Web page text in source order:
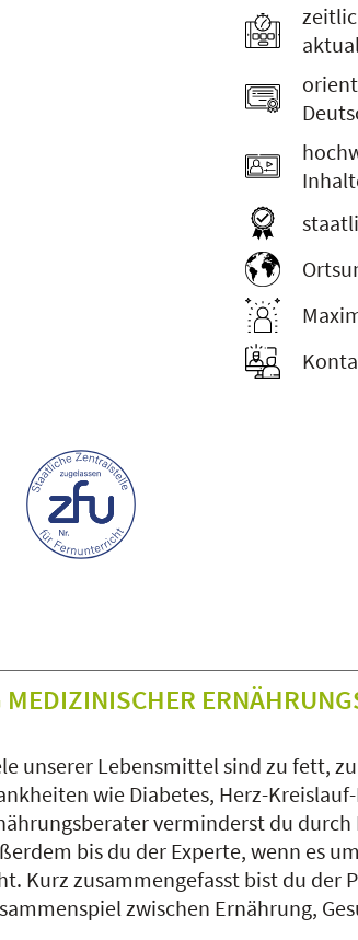
unserer Lebensmittel sind zu fett,
wie Diabetes, Herz-
verminderst du
bis du der Experte, wenn es
Kurz zusammengefasst bist du der
zwischen Ernährung,